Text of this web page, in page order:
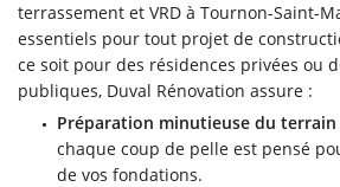
terrassement et VRD à Tournon-Saint-
essentiels pour tout projet de
ce soit pour des résidences privées ou
publiques, Duval Rénovation assure :
Préparation minutieuse du terrain
chaque coup de pelle est pensé
de vos fondations.